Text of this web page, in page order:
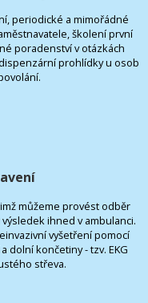
periodické a mimořádné
školení první
poradenství v otázkách
prohlídky u osob
můžeme provést odběr
ihned v ambulanci.
vyšetření pomocí
dolní končetiny - tzv. EKG
střeva.